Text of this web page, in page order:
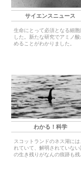
サイエンスニュース
生命にとって必須となる細
した。新たな研究でアミノ
めることがわかりました。
わかる！科学
スコットランドのネス湖に
れていて、解明されていな
の生き残りがなんの痕跡も